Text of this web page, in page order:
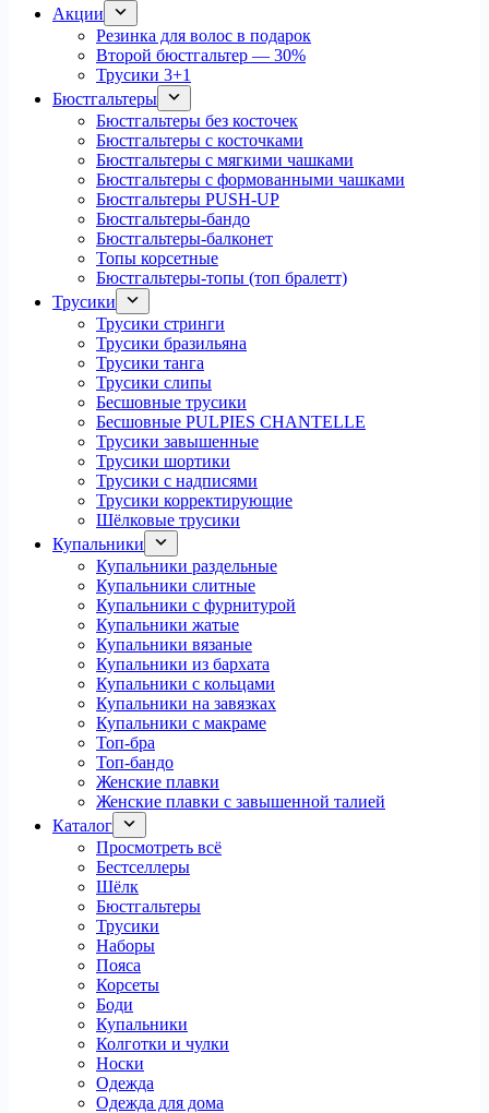
Акции
Резинка для волос в подарок
Второй бюстгальтер — 30%
Трусики 3+1
Бюстгальтеры
Бюстгальтеры без косточек
Бюстгальтеры с косточками
Бюстгальтеры с мягкими чашками
Бюстгальтеры с формованными чашками
Бюстгальтеры PUSH-UP
Бюстгальтеры-бандо
Бюстгальтеры-балконет
Топы корсетные
Бюстгальтеры-топы (топ бралетт)
Трусики
Трусики стринги
Трусики бразильяна
Трусики танга
Трусики слипы
Бесшовные трусики
Бесшовные PULPIES CHANTELLE
Трусики завышенные
Трусики шортики
Трусики с надписями
Трусики корректирующие
Шёлковые трусики
Купальники
Купальники раздельные
Купальники слитные
Купальники с фурнитурой
Купальники жатые
Купальники вязаные
Купальники из бархата
Купальники с кольцами
Купальники на завязках
Купальники с макраме
Топ-бра
Топ-бандо
Женские плавки
Женские плавки с завышенной талией
Каталог
Просмотреть всё
Бестселлеры
Шёлк
Бюстгальтеры
Трусики
Наборы
Пояса
Корсеты
Боди
Купальники
Колготки и чулки
Носки
Одежда
Одежда для дома